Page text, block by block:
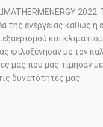
2022.
της ενέργειας καθώς η
και
φιλοξένησαν με τον
μας που μας τίμησαν
δυνατότητές μας.